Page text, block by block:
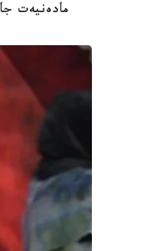
مادەنيەت